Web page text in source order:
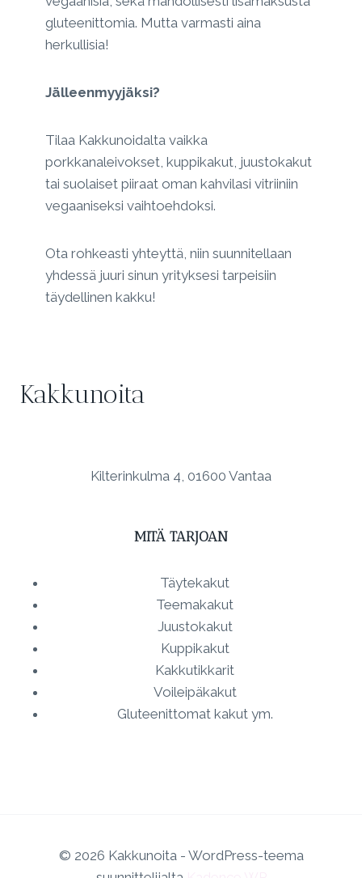
gluteenittomia. Mutta varmasti aina
herkullisia!
Jälleenmyyjäksi?
Tilaa Kakkunoidalta vaikka
porkkanaleivokset, kuppikakut, juustokakut
tai suolaiset piiraat oman kahvilasi vitriiniin
vegaaniseksi vaihtoehdoksi.
Ota rohkeasti yhteyttä, niin suunnitellaan
yhdessä juuri sinun yrityksesi tarpeisiin
täydellinen kakku!
Kakkunoita
Kilterinkulma 4, 01600 Vantaa
MITÄ TARJOAN
Täytekakut
Teemakakut
Juustokakut
Kuppikakut
Kakkutikkarit
Voileipäkakut
Gluteenittomat kakut ym.
© 2026 Kakkunoita - WordPress-teema